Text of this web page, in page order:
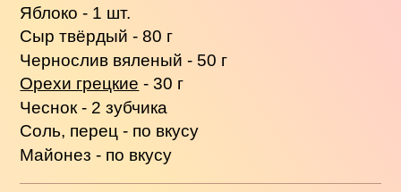
Яблоко - 1 шт.
Сыр твёрдый - 80 г
Чернослив вяленый - 50 г
Орехи грецкие - 30 г
Чеснок - 2 зубчика
Соль, перец - по вкусу
Майонез - по вкусу